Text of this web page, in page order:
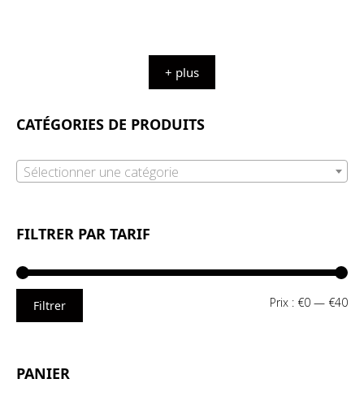
+ plus
CATÉGORIES DE PRODUITS
Sélectionner une catégorie
FILTRER PAR TARIF
Filtrer Prix : €0 — €40
PANIER